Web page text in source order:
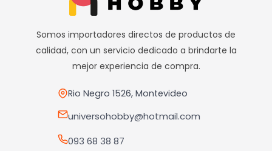
Las
opciones
se
pueden
Somos importadores directos de productos de
calidad, con un servicio dedicado a brindarte la
mejor experiencia de compra.
Rio Negro 1526, Montevideo
universohobby@hotmail.com
093 68 38 87